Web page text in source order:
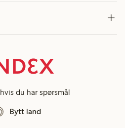
hvis du har spørsmål
Bytt land